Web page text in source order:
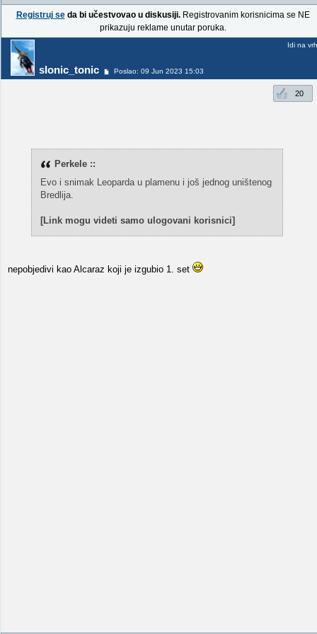
Registruj seda bi učestvovao u diskusiji.Registrovanim korisnicima se NE
prikazuju reklame unutar poruka.
slonic_tonic Poslao: 09 Jun 2023 15:03
Idi na vrh
20
Perkele ::
Evo i snimak Leoparda u plamenu i još jednog uništenog
Bredlija.
[Link mogu videti samo ulogovani korisnici]
nepobjedivi kao Alcaraz koji je izgubio 1. set